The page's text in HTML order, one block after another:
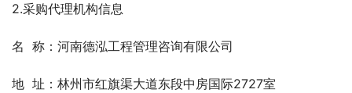
2.采购代理机构信息
名  称：河南德泓工程管理咨询有限公司
地  址：林州市红旗渠大道东段中房国际2727室